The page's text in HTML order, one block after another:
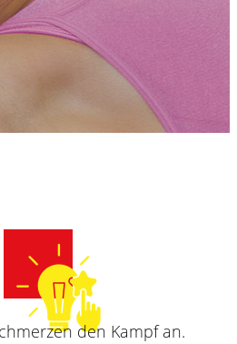
den Kampf an.